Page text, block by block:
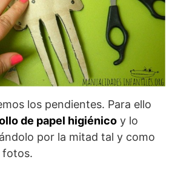
los pendientes. Para ello
de papel higiénico y lo
por la mitad tal y como
fotos.